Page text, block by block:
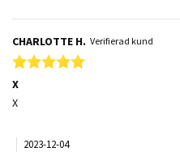
CHARLOTTE H. Verifierad kund
5.0 star rating
X
Review by CHARLOTTE H. on 4 Dec
review stating X
X
2023-12-04